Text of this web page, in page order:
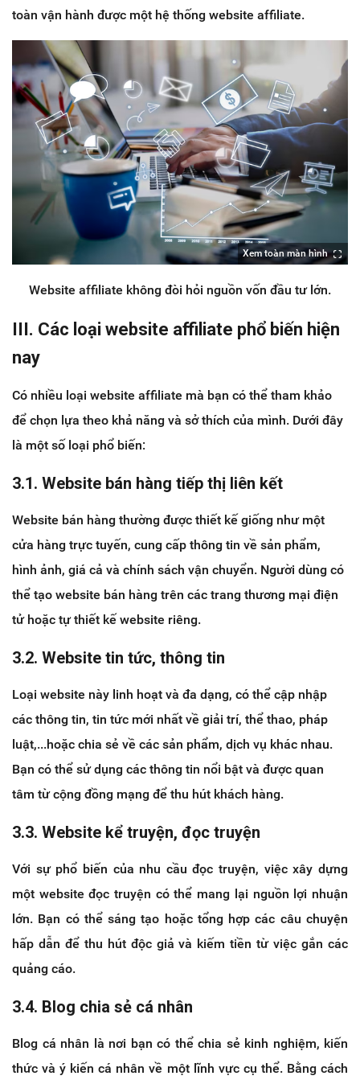
toàn vận hành được một hệ thống website affiliate.
Xem toàn màn hình
Website affiliate không đòi hỏi nguồn vốn đầu tư lớn.
III. Các loại website affiliate phổ biến hiện
nay
Có nhiều loại website affiliate mà bạn có thể tham khảo
để chọn lựa theo khả năng và sở thích của mình. Dưới đây
là một số loại phổ biến:
3.1. Website bán hàng tiếp thị liên kết
Website bán hàng thường được thiết kế giống như một
cửa hàng trực tuyến, cung cấp thông tin về sản phẩm,
hình ảnh, giá cả và chính sách vận chuyển. Người dùng có
thể tạo website bán hàng trên các trang thương mại điện
tử hoặc tự thiết kế website riêng.
3.2. Website tin tức, thông tin
Loại website này linh hoạt và đa dạng, có thể cập nhập
các thông tin, tin tức mới nhất về giải trí, thể thao, pháp
luật,...hoặc chia sẻ về các sản phẩm, dịch vụ khác nhau.
Bạn có thể sử dụng các thông tin nổi bật và được quan
tâm từ cộng đồng mạng để thu hút khách hàng.
3.3. Website kể truyện, đọc truyện
Với sự phổ biến của nhu cầu đọc truyện, việc xây dựng
một website đọc truyện có thể mang lại nguồn lợi nhuận
lớn. Bạn có thể sáng tạo hoặc tổng hợp các câu chuyện
hấp dẫn để thu hút độc giả và kiếm tiền từ việc gắn các
quảng cáo.
3.4. Blog chia sẻ cá nhân
Blog cá nhân là nơi bạn có thể chia sẻ kinh nghiệm, kiến
thức và ý kiến cá nhân về một lĩnh vực cụ thể. Bằng cách